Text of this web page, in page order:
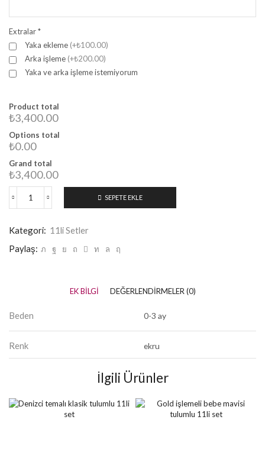
Extralar*
Yaka ekleme (+₺100.00)
Arka işleme (+₺200.00)
Yaka ve arka işleme istemiyorum
Product total
₺3,400.00
Options total
₺0.00
Grand total
₺3,400.00
SEPETE EKLE
Kategori: 11li Setler
Paylaş:
EK BILGI DEĞERLENDIRMELER (0)
Beden 0-3 ay
Renk ekru
İlgili Ürünler